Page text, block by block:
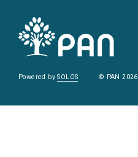
Powered bySOLOS © PAN 2026